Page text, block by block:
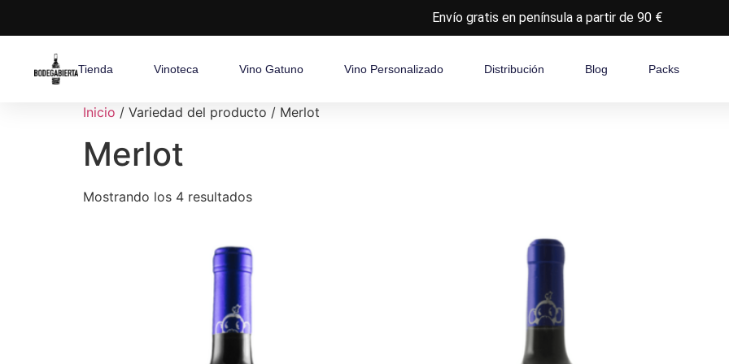
Envío gratis en península a partir de 90 €
Tienda Vinoteca Vino Gatuno Vino Personalizado Distribución Blog Packs
Inicio / Variedad del producto / Merlot
Merlot
Mostrando los 4 resultados